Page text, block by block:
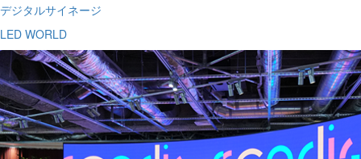
デジタルサイネージ
LED WORLD